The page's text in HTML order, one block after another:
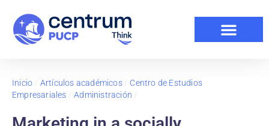
Inicio / Artículos académicos/ Centro de Estudios
Empresariales /Administración /